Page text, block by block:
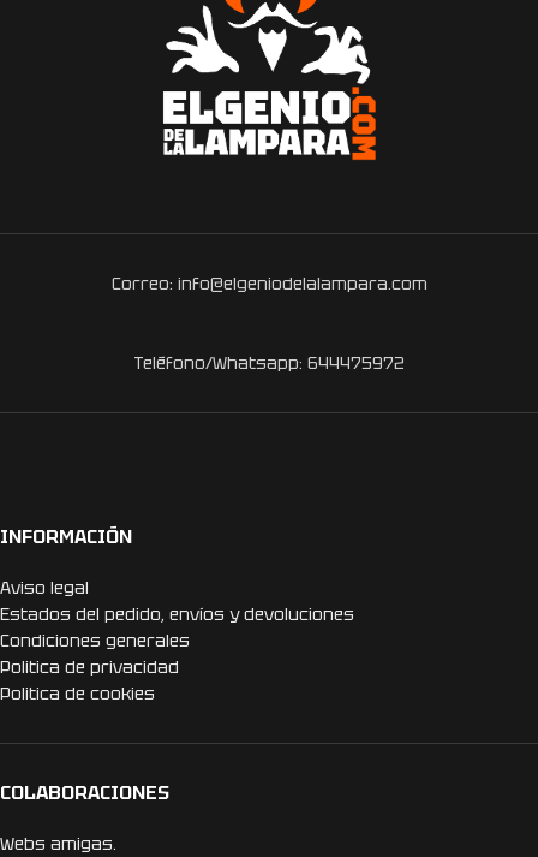
Correo: info@elgeniodelalampara.com
Teléfono/Whatsapp: 644475972
INFORMACIÓN
Aviso legal
Estados del pedido, envíos y devoluciones
Condiciones generales
Politica de privacidad
Politica de cookies
COLABORACIONES
Webs amigas.